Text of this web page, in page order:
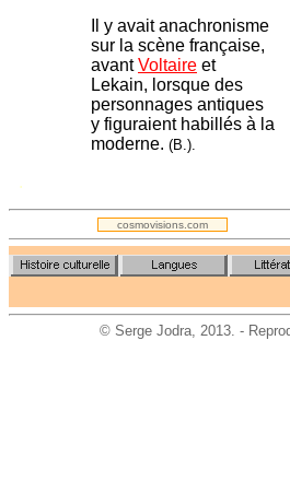
Il y avait anachronisme
sur la scène française,
avantVoltaire et
Lekain, lorsque des
personnages antiques
y figuraient habillés à la
moderne. (B.).
.
cosmovisions.com
© Serge Jodra, 2013. -